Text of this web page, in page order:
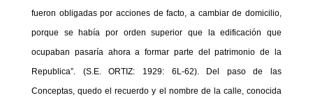
fueron obligadas por acciones de facto, a cambiar de domicilio,
porque se había por orden superior que la edificación que
ocupaban pasaría ahora a formar parte del patrimonio de la
Republica”. (S.E. ORTIZ: 1929: 6L-62). Del paso de las
Conceptas, quedo el recuerdo y el nombre de la calle, conocida